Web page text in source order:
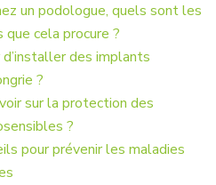
un podologue, quels sont les
cela procure ?
d’installer des implants
?
sur la protection des
?
pour prévenir les maladies